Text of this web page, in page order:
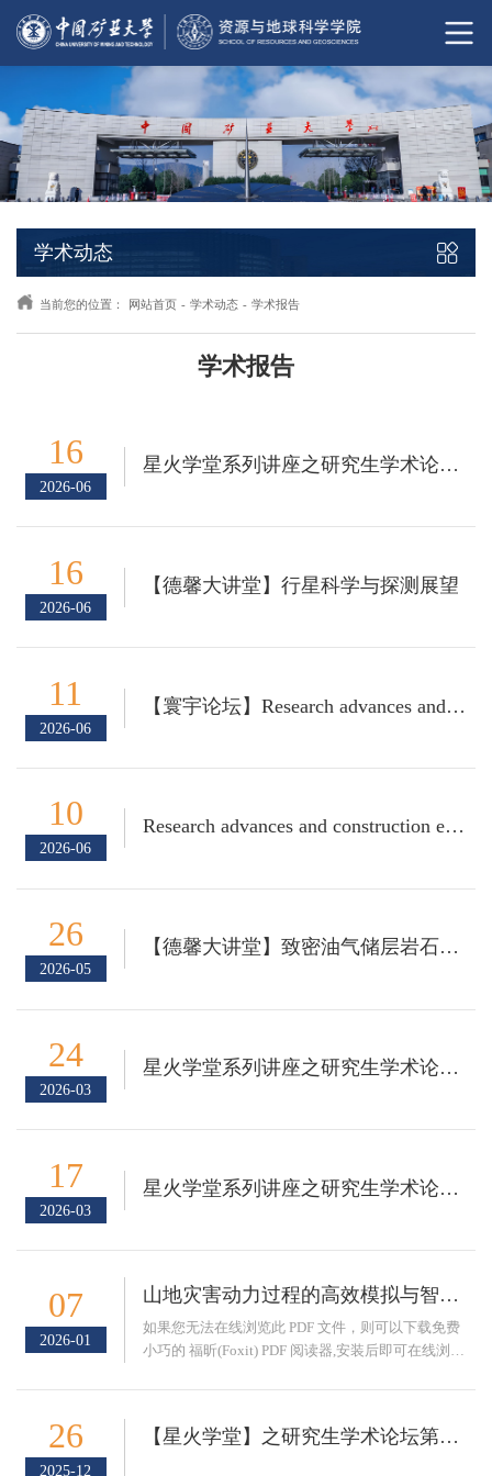
学术动态
当前您的位置： 网站首页 - 学术动态 - 学术报告
学术报告
16
2026-06
星火学堂系列讲座之研究生学术论坛第21期
16
2026-06
【德馨大讲堂】行星科学与探测展望
11
2026-06
【寰宇论坛】Research advances and construction experience from the Brenner Base Tunnel
10
2026-06
Research advances and construction experience from the Brenner Base Tunnel
26
2026-05
【德馨大讲堂】致密油气储层岩石物理模型及大面积地震检测技术
24
2026-03
星火学堂系列讲座之研究生学术论坛第20期
17
2026-03
星火学堂系列讲座之研究生学术论坛第19期
07
2026-01
山地灾害动力过程的高效模拟与智能预报预警
​如果您无法在线浏览此 PDF 文件，则可以下载免费
小巧的 福昕(Foxit) PDF 阅读器,安装后即可在线浏览
26
2025-12
【星火学堂】之研究生学术论坛第18期